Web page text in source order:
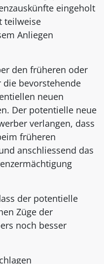
eingeholt
teilweise
Anliegen
den früheren oder
bevorstehende
neuen
Der potentielle neue
verlangen, dass
früheren
anschliessend das
der potentielle
Züge der
noch besser